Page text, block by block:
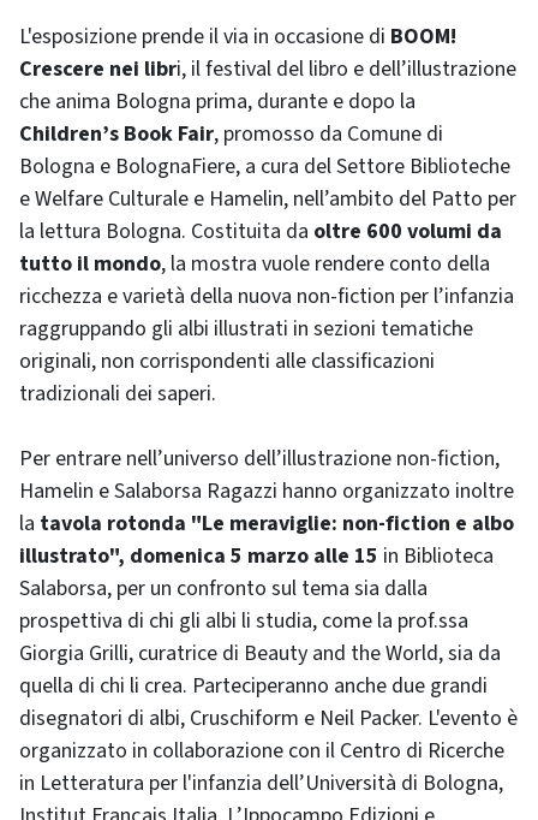
L'esposizione prende il via in occasione di BOOM!
Crescere nei libri, il festival del libro e dell’illustrazione
che anima Bologna prima, durante e dopo la
Children’s Book Fair, promosso da Comune di
Bologna e BolognaFiere, a cura del Settore Biblioteche
e Welfare Culturale e Hamelin, nell’ambito del Patto per
la lettura Bologna. Costituita da oltre 600 volumi da
tutto il mondo, la mostra vuole rendere conto della
ricchezza e varietà della nuova non-fiction per l’infanzia
raggruppando gli albi illustrati in sezioni tematiche
originali, non corrispondenti alle classificazioni
tradizionali dei saperi.
Per entrare nell’universo dell’illustrazione non-fiction,
Hamelin e Salaborsa Ragazzi hanno organizzato inoltre
la tavola rotonda "Le meraviglie: non-fiction e albo
illustrato", domenica 5 marzo alle 15 in Biblioteca
Salaborsa, per un confronto sul tema sia dalla
prospettiva di chi gli albi li studia, come la prof.ssa
Giorgia Grilli, curatrice di Beauty and the World, sia da
quella di chi li crea. Parteciperanno anche due grandi
disegnatori di albi, Cruschiform e Neil Packer. L'evento è
organizzato in collaborazione con il Centro di Ricerche
in Letteratura per l'infanzia dell’Università di Bologna,